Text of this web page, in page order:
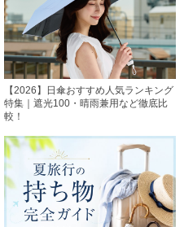
【2026】日傘おすすめ人気ランキング
特集｜遮光100・晴雨兼用など徹底比
較！